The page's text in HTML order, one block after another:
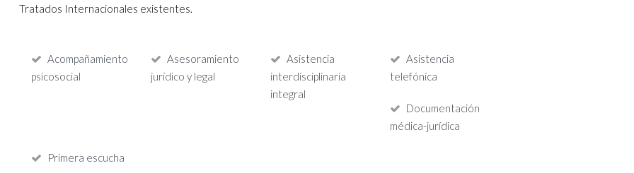
Tratados Internacionales existentes.
Acompañamiento
psicosocial
Asesoramiento
jurídico y legal
Asistencia
interdisciplinaria
integral
Asistencia
telefónica
Documentación
médica-jurídica
Primera escucha